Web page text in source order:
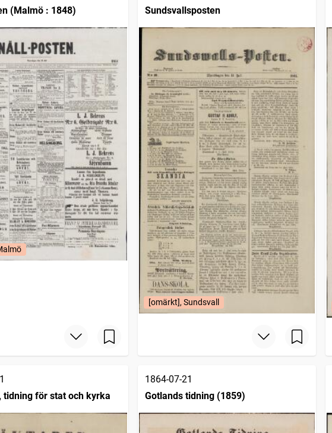
(Malmö : 1848)
Sundsvallsposten
[omärkt], Sundsvall
tidning för stat och kyrka
1864-07-21
Gotlands tidning (1859)